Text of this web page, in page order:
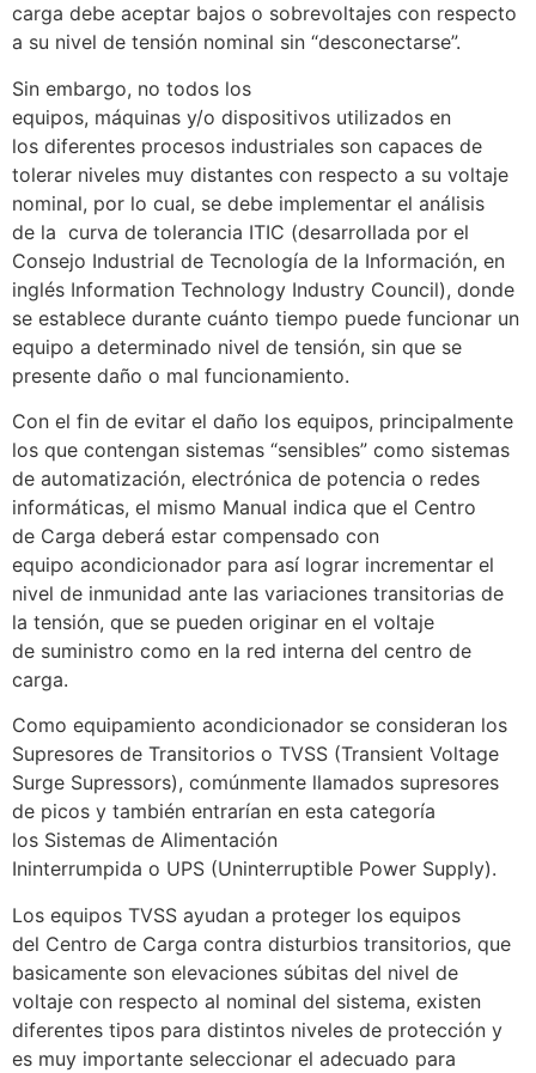
carga debe aceptar bajos o sobrevoltajes con respecto
a su nivel de tensión nominal sin “desconectarse”.
Sin embargo, no todos los
equipos, máquinas y/o dispositivos utilizados en
los diferentes procesos industriales son capaces de
tolerar niveles muy distantes con respecto a su voltaje
nominal, por lo cual, se debe implementar el análisis
de la curva de tolerancia ITIC (desarrollada por el
Consejo Industrial de Tecnología de la Información, en
inglés Information Technology Industry Council), donde
se establece durante cuánto tiempo puede funcionar un
equipo a determinado nivel de tensión, sin que se
presente daño o mal funcionamiento.
Con el fin de evitar el daño los equipos, principalmente
los que contengan sistemas “sensibles” como sistemas
de automatización, electrónica de potencia o redes
informáticas, el mismo Manual indica que el Centro
de Carga deberá estar compensado con
equipo acondicionador para así lograr incrementar el
nivel de inmunidad ante las variaciones transitorias de
la tensión, que se pueden originar en el voltaje
de suministro como en la red interna del centro de
carga.
Como equipamiento acondicionador se consideran los
Supresores de Transitorios o TVSS (Transient Voltage
Surge Supressors), comúnmente llamados supresores
de picos y también entrarían en esta categoría
los Sistemas de Alimentación
Ininterrumpida o UPS (Uninterruptible Power Supply).
Los equipos TVSS ayudan a proteger los equipos
del Centro de Carga contra disturbios transitorios, que
basicamente son elevaciones súbitas del nivel de
voltaje con respecto al nominal del sistema, existen
diferentes tipos para distintos niveles de protección y
es muy importante seleccionar el adecuado para